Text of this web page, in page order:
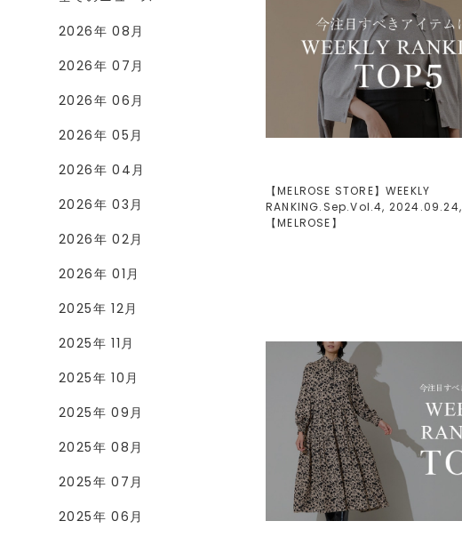
2026年 08月
2026年 07月
2026年 06月
2026年 05月
2026年 04月
2026年 03月
2026年 02月
2026年 01月
2025年 12月
2025年 11月
2025年 10月
2025年 09月
2025年 08月
2025年 07月
2025年 06月
【MELROSE STORE】WEEKLY
RANKING.Sep.Vol.4, 2024.09.24,
【MELROSE】